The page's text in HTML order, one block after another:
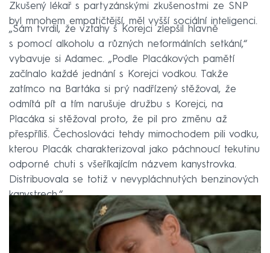
Zkušený lékař s partyzánskými zkušenostmi ze SNP
byl mnohem empatičtější, měl vyšší sociální inteligenci.
„Sám tvrdil, že vztahy s Korejci zlepšil hlavně
s pomocí alkoholu a různých neformálních setkání,“
vybavuje si Adamec. „Podle Placákových pamětí
začínalo každé jednání s Korejci vodkou. Takže
zatímco na Bartáka si prý nadřízený stěžoval, že
odmítá pít a tím narušuje družbu s Korejci, na
Placáka si stěžoval proto, že pil pro změnu až
přespříliš. Čechoslováci tehdy mimochodem pili vodku,
kterou Placák charakterizoval jako páchnoucí tekutinu
odporné chuti s všeříkajícím názvem kanystrovka.
Distribuovala se totiž v nevypláchnutých benzinových
kanystrech.“